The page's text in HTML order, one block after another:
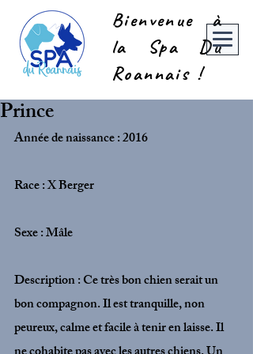
Bienvenue à
la Spa Du
Roannais !
Prince
Année de naissance : 2016
Race : X Berger
Sexe : Mâle
Description : Ce très bon chien serait un
bon compagnon. Il est tranquille, non
peureux, calme et facile à tenir en laisse. Il